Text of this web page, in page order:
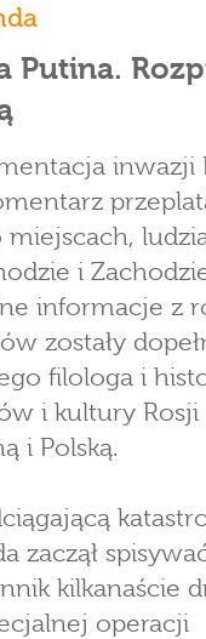
Putina.
inwazji
i
informacje z
zostały
filologa i
i kultury Rosji
i Polską.
zaczął
kilkanaście
operacji